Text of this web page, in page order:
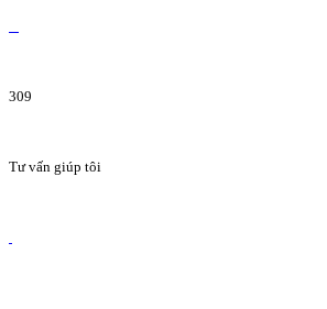
309
Tư vấn giúp tôi